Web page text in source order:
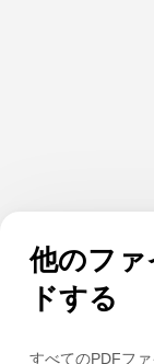
他のフ
ドする
すべてのPDFフ